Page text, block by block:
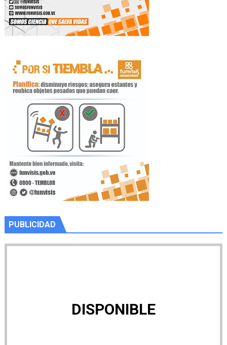
PUBLICIDAD
DISPONIBLE